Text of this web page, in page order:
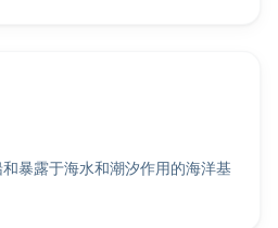
暴露于海水和潮汐作用的海洋基